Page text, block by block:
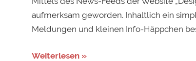
aufmerksam geworden. Inhaltlich ein
Meldungen und kleinen Info-Häppchen
Weiterlesen »